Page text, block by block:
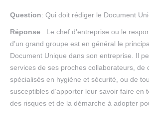
Question: Qui doit rédiger le Document
Réponse : Le chef d’entreprise ou le
d’un grand groupe est en général le
Document Unique dans son entreprise. Il
services de ses proches collaborateurs, de
spécialisés en hygiène et sécurité, ou de
susceptibles d’apporter leur savoir faire en
des risques et de la démarche à adopter